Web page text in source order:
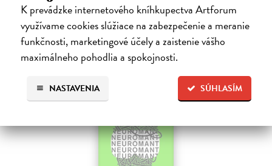
K prevádzke internetového kníhkupectva Artforum
využívame cookies slúžiace na zabezpečenie a meranie
funkčnosti, marketingové účely a zaistenie vášho
maximálneho pohodlia a spokojnosti.
SÚHLASÍM
NASTAVENIA
E-KNIHA